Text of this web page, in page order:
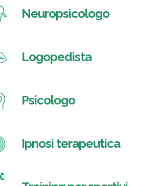
Neuropsicologo
Logopedista
Psicologo
Ipnosi terapeutica